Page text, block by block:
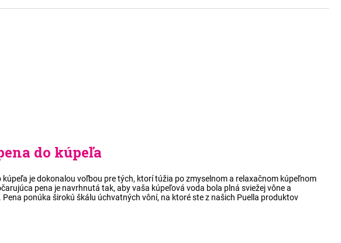
do kúpeľa
kúpeľa je dokonalou voľbou pre tých, ktorí túžia po zmyselnom a relaxačnom kúpeľnom
pena je navrhnutá tak, aby vaša kúpeľová voda bola plná sviežej vône a
ponúka širokú škálu úchvatných vôní, na ktoré ste z našich Puella produktov